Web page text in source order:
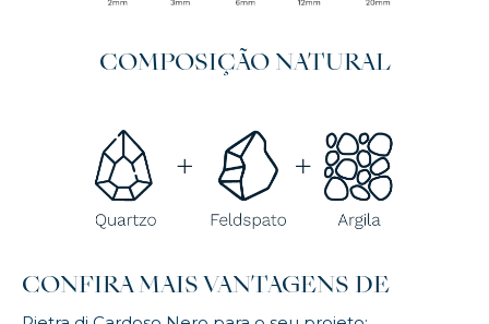
COMPOSIÇÃO NATURAL
CONFIRA MAIS VANTAGENS DE